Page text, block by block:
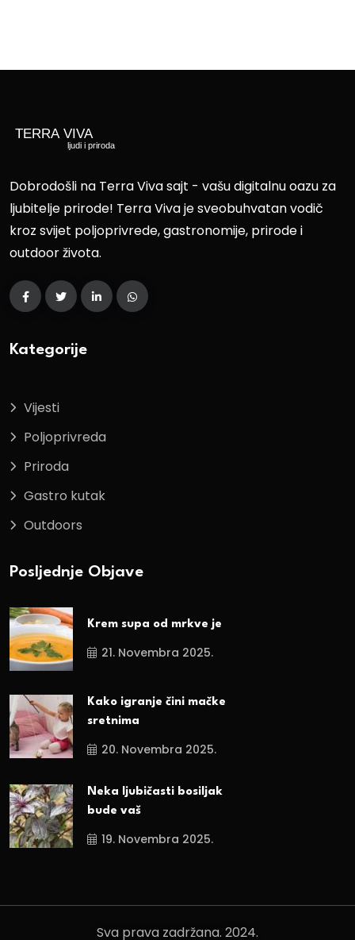
Dobrodošli na Terra Viva sajt - vašu digitalnu oazu za
ljubitelje prirode! Terra Viva je sveobuhvatan vodič
kroz svijet poljoprivrede, gastronomije, prirode i
outdoor života.
Kategorije
Vijesti
Poljoprivreda
Priroda
Gastro kutak
Outdoors
Posljednje Objave
Krem supa od mrkve je
21. Novembra 2025.
Kako igranje čini mačke
sretnima
20. Novembra 2025.
Neka ljubičasti bosiljak
bude vaš
19. Novembra 2025.
Sva prava zadržana. 2024.